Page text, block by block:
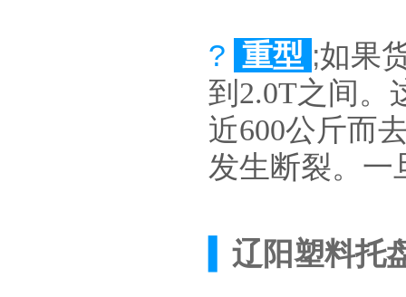
? 重型 ;如果
到2.0T之间。
近600公斤而
发生断裂。一
辽阳塑料托